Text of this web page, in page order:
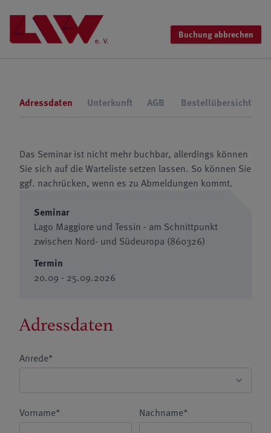
Buchung abbrechen
Adressdaten Unterkunft AGB Bestellübersicht
Das Seminar ist nicht mehr buchbar, allerdings können
Sie sich auf die Warteliste setzen lassen. So können Sie
ggf. nachrücken, wenn es zu Abmeldungen kommt.
Seminar
Lago Maggiore und Tessin - am Schnittpunkt
zwischen Nord- und Südeuropa (860326)
Termin
20.09 - 25.09.2026
Adressdaten
Anrede*
Vorname* Nachname*